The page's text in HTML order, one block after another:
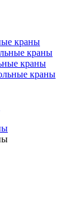
краны
краны
краны
краны